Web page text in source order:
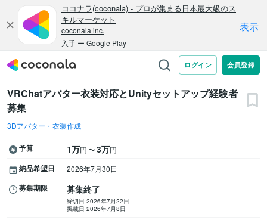
VRChatアバター衣装対応とUnityセットアップ経験者
募集
3Dアバター・衣装作成
予算 1万円〜3万円
納品希望日 2026年7月30日
募集期限 募集終了
締切日 2026年7月22日
掲載日 2026年7月8日